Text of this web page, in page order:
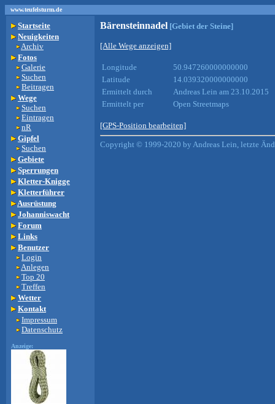
www.teufelsturm.de
Startseite
Neuigkeiten
Archiv
Fotos
Galerie
Suchen
Beitragen
Wege
Suchen
Eintragen
nR
Gipfel
Suchen
Gebiete
Sperrungen
Kletter-Knigge
Kletterführer
Ausrüstung
Johanniswacht
Forum
Links
Benutzer
Login
Anlegen
Top 20
Treffen
Wetter
Kontakt
Impressum
Datenschutz
Anzeige:
Bärensteinnadel [Gebiet der Steine]
[Alle Wege anzeigen]
Longitude
50.947260000000000
Latitude
14.039320000000000
Ermittelt durch
Andreas Lein am 23.10.2015
Ermittelt per
Open Streetmaps
[GPS-Position bearbeiten]
Copyright © 1999-2020 by Andreas Lein, letzte